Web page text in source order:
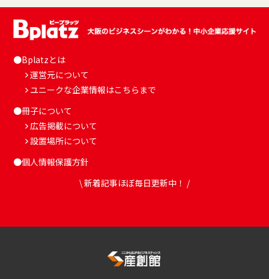
●Bplatzとは
運営元について
ユニークな企業情報はこちらまで
●冊子について
広告掲載について
設置場所について
●個人情報保護方針
\ 新着記事ほぼ毎日更新中！ /